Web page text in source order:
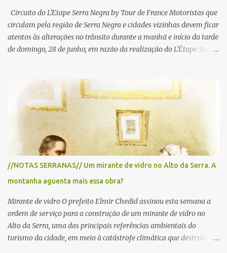
Circuito do L'Etape Serra Negra by Tour de France Motoristas que
circulam pela região de Serra Negra e cidades vizinhas devem ficar
atentos às alterações no trânsito durante a manhã e início da tarde
de domingo, 28 de junho, em razão da realização do L'Étape Serra
reunirá atletas de diferentes regiões do país e terá percursos
passando pelos municípios de Serra Negra, Amparo, Monte Alegre
do Sul, Lindoia e Socorro. Para garantir a segurança dos
participantes e do público, diversos trechos de rodovias e estradas
da região serão interditados temporariamente ao longo da prova.
A largada será na Rua Coronel Pedro Penteado, em Serra Negra,
para cerca de 2.000 ciclistas, às 6h30. De acordo com o
cronograma da organização e de todas as prefeituras envolvidas,
as interdições ocorrerão de forma programada e os trechos serão
//NOTAS SERRANAS// Um mirante de vidro no Alto da Serra. A
montanha aguenta mais essa obra?
Mirante de vidro O prefeito Elmir Chedid assinou esta semana a
ordem de serviço para a construção de um mirante de vidro no
Alto da Serra, uma das principais referências ambientais do
turismo da cidade, em meio à catástrofe climática que destruiu o